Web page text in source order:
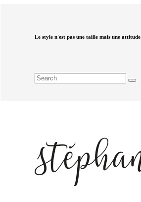
Le style n'est pas une taille mais une attitude